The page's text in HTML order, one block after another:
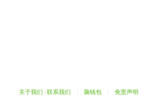
关于我们 联系我们 脑钱包 免责声明